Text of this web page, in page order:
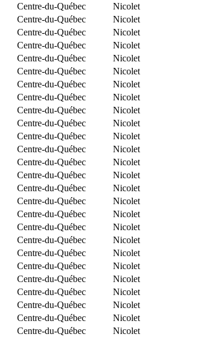
Centre-du-Québec
Nicolet
Centre-du-Québec
Nicolet
Centre-du-Québec
Nicolet
Centre-du-Québec
Nicolet
Centre-du-Québec
Nicolet
Centre-du-Québec
Nicolet
Centre-du-Québec
Nicolet
Centre-du-Québec
Nicolet
Centre-du-Québec
Nicolet
Centre-du-Québec
Nicolet
Centre-du-Québec
Nicolet
Centre-du-Québec
Nicolet
Centre-du-Québec
Nicolet
Centre-du-Québec
Nicolet
Centre-du-Québec
Nicolet
Centre-du-Québec
Nicolet
Centre-du-Québec
Nicolet
Centre-du-Québec
Nicolet
Centre-du-Québec
Nicolet
Centre-du-Québec
Nicolet
Centre-du-Québec
Nicolet
Centre-du-Québec
Nicolet
Centre-du-Québec
Nicolet
Centre-du-Québec
Nicolet
Centre-du-Québec
Nicolet
Centre-du-Québec Nicolet